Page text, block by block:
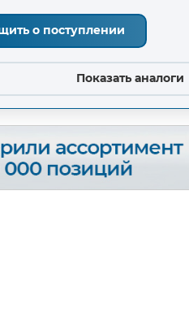
о поступлении
Показать аналоги